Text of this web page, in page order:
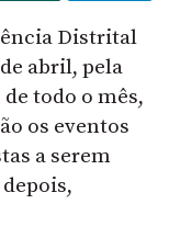
Distrital
abril, pela
todo o mês,
os eventos
a serem